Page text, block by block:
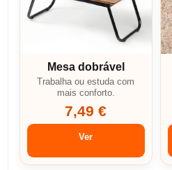
Mesa dobrável
Trabalha ou estuda com
mais conforto.
7,49 €
Ver